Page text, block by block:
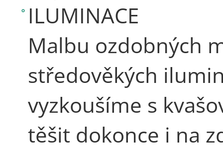
ILUMINACE
Malbu ozdobných
středověkých
vyzkoušíme s
těšit dokonce i na